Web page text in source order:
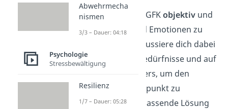
Daher empfiehlt die GFKobjektivund
freivon Urteilen und Emotionen zu
kommunizieren. Fokussiere dich dabei
auf deine eigenen Bedürfnisse und auf
die deines Gegenübers, um den
eigentlichen Konfliktpunkt zu
erkennen und eine passende Lösung
Abwehrmecha
nismen
3/3 – Dauer: 04:18
Psychologie
Stressbewältigung
Resilienz
1/7 – Dauer: 05:28